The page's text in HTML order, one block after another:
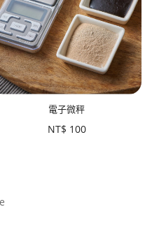
電子微秤
NT$ 100